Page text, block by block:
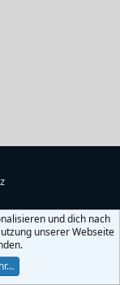
und dich nach
unserer Webseite